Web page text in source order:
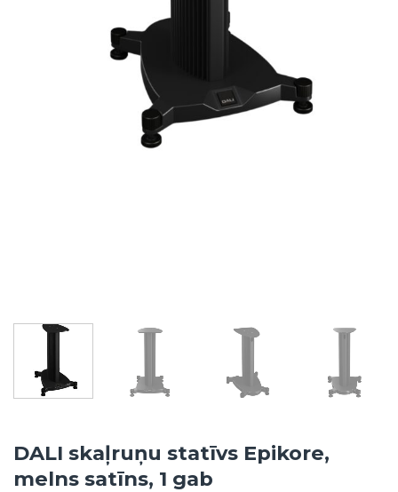
DALI skaļruņu statīvs Epikore,
melns satīns, 1 gab